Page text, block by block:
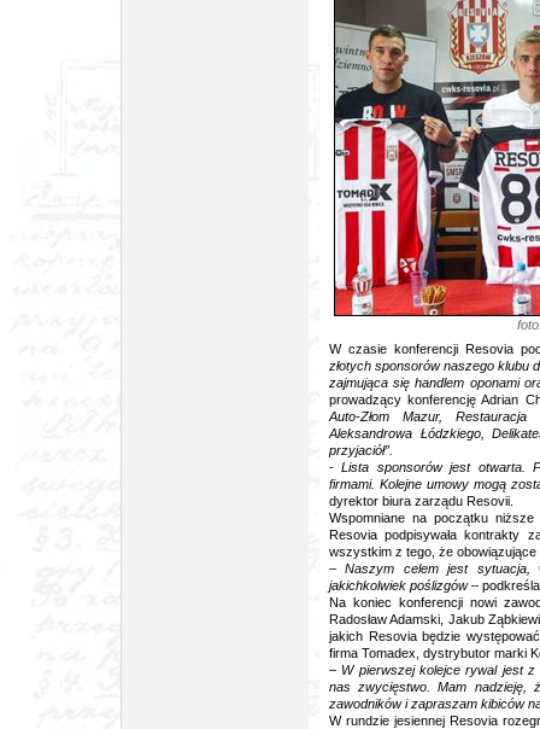
W czasie konferencji Resovia
złotych sponsorów naszego klubu
zajmująca się handlem oponami
prowadzący konferencję Adrian
Auto-Złom Mazur,
Aleksandrowa Łódzkiego,
przyjaciół”.
-Lista sponsorów jest otwarta.
firmami. Kolejne umowy mogą
dyrektor biura zarządu Resovii.
Wspomniane na początku
Resovia podpisywała kontrakty
wszystkim z tego, że obowiązujące
–Naszym celem jest sytuacja,
jakichkolwiek poślizgów–
Na koniec konferencji nowi
Radosław Adamski, Jakub
jakich Resovia będzie
firma Tomadex, dystrybutor marki
– W pierwszej kolejce rywal jest z
nas zwycięstwo. Mam nadzieję,
zawodników i zapraszam kibiców
W rundzie jesiennej Resovia